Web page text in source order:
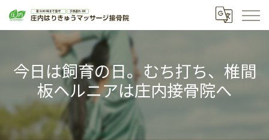
今日は飼育の日。むち打ち、椎間
板ヘルニアは庄内接骨院へ